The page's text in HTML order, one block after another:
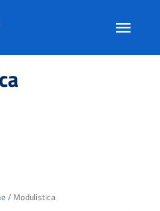
/Modulistica